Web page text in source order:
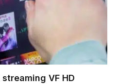
streaming VF HD